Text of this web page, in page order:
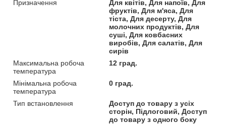
Призначення
Для квітів, Для напоїв, Для
фруктів, Для м'яса, Для
тіста, Для десерту, Для
молочних продуктів, Для
суші, Для ковбасних
виробів, Для салатів, Для
сирів
Максимальна робоча
температура
12 град.
Мінімальна робоча
температура
0 град.
Тип встановлення
Доступ до товару з усіх
сторін, Підлоговий, Доступ
до товару з одного боку